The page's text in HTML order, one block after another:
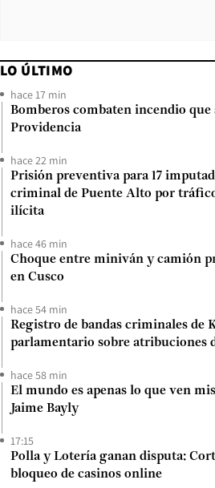
LO ÚLTIMO
hace 17 min
Bomberos combaten incendio que
Providencia
hace 22 min
Prisión preventiva para 17
criminal de Puente Alto por
ilícita
hace 46 min
Choque entre miniván y camión
en Cusco
hace 54 min
Registro de bandas criminales de
parlamentario sobre atribuciones
hace 58 min
El mundo es apenas lo que ven
Jaime Bayly
17:15
Polla y Lotería ganan disputa:
bloqueo de casinos online